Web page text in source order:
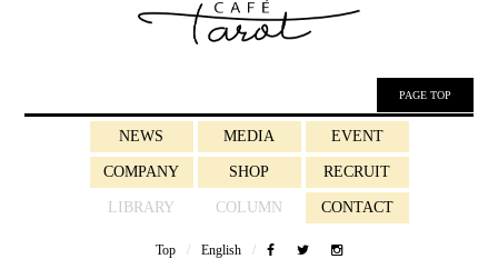
PAGE TOP
NEWS MEDIA EVENT
COMPANY SHOP RECRUIT
LIBRARY COLUMN CONTACT
Top / English /